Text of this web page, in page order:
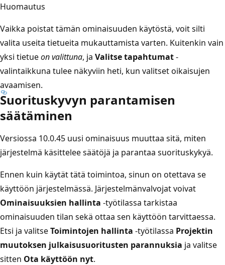
Huomautus
Vaikka poistat tämän ominaisuuden käytöstä, voit silti
valita useita tietueita mukauttamista varten. Kuitenkin vain
yksi tietueon valittuna, ja Valitse tapahtumat-
valintaikkuna tulee näkyviin heti, kun valitset oikaisujen
avaamisen.
Suorituskyvyn parantamisen
säätäminen
Versiossa 10.0.45 uusi ominaisuus muuttaa sitä, miten
järjestelmä käsittelee säätöjä ja parantaa suorituskykyä.
Ennen kuin käytät tätä toimintoa, sinun on otettava se
käyttöön järjestelmässä. Järjestelmänvalvojat voivat
Ominaisuuksien hallinta ‑työtilassa tarkistaa
ominaisuuden tilan sekä ottaa sen käyttöön tarvittaessa.
Etsi ja valitseToimintojen hallinta -työtilassa Projektin
muutoksen julkaisusuoritusten parannuksia ja valitse
sitten Ota käyttöön nyt.